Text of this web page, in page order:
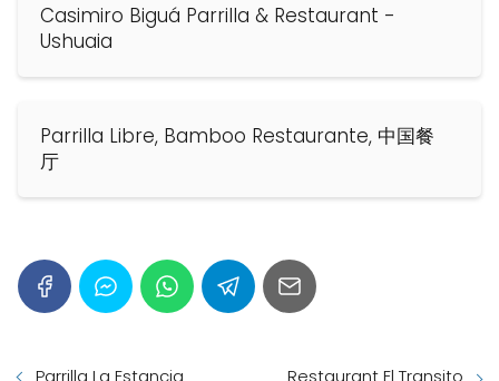
Casimiro Biguá Parrilla & Restaurant -
Ushuaia
Parrilla Libre, Bamboo Restaurante, 中国餐
厅
Parrilla La Estancia Restaurant El Transito